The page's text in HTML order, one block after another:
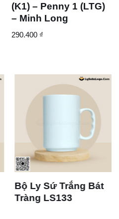
(K1) – Penny 1 (LTG)
– Minh Long
290.400 ₫
Bộ Ly Sứ Trắng Bát
Tràng LS133